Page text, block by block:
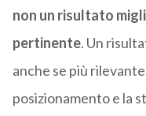
non un risultato
pertinente. Un
anche se più
posizionamento e la